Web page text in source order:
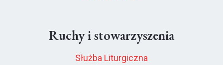
Ruchy i stowarzyszenia
Służba Liturgiczna